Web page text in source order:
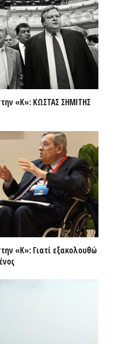
«Κ»: ΚΩΣΤΑΣ ΣΗΜΙΤΗΣ
«Κ»: Γιατί εξακολουθώ